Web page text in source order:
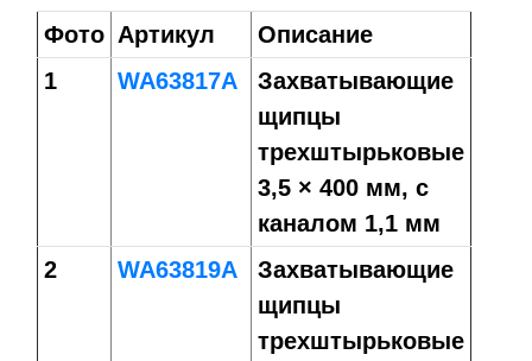
Фото Артикул
Описание
1
WA63817A
Захватывающие
щипцы
трехштырьковые
3,5 × 400 мм, с
каналом 1,1 мм
2
WA63819A
Захватывающие
щипцы
трехштырьковые